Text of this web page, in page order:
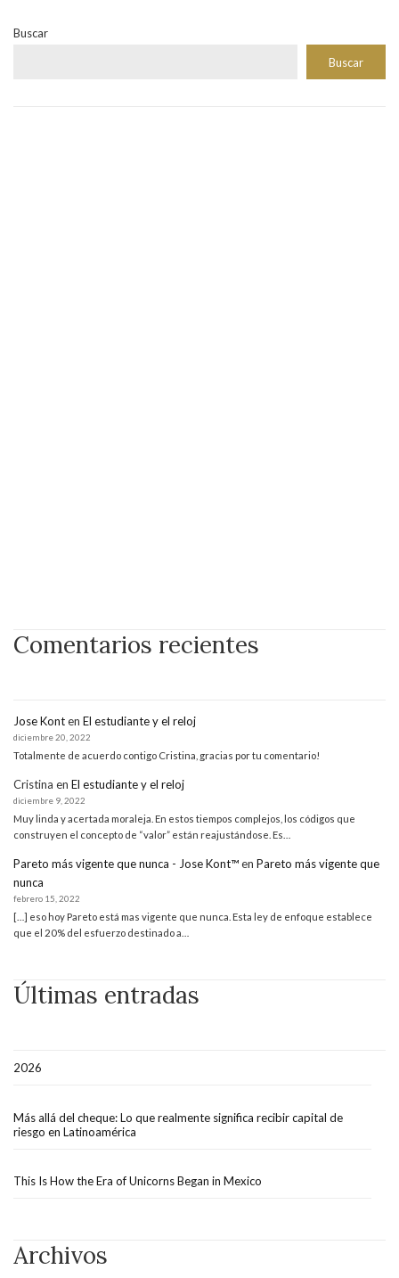
Buscar
Buscar
Comentarios recientes
Jose Konten El estudiante y el reloj
diciembre 20, 2022
Totalmente de acuerdo contigo Cristina, gracias por tu comentario!
Cristina en El estudiante y el reloj
diciembre 9, 2022
Muy linda y acertada moraleja. En estos tiempos complejos, los códigos que
construyen el concepto de “valor” están reajustándose. Es…
Pareto más vigente que nunca - Jose Kont™en Pareto más vigente que
nunca
febrero 15, 2022
[…] eso hoy Pareto está mas vigente que nunca. Esta ley de enfoque establece
que el 20% del esfuerzo destinado a…
Últimas entradas
2026
Más allá del cheque: Lo que realmente significa recibir capital de
riesgo en Latinoamérica
This Is How the Era of Unicorns Began in Mexico
Archivos